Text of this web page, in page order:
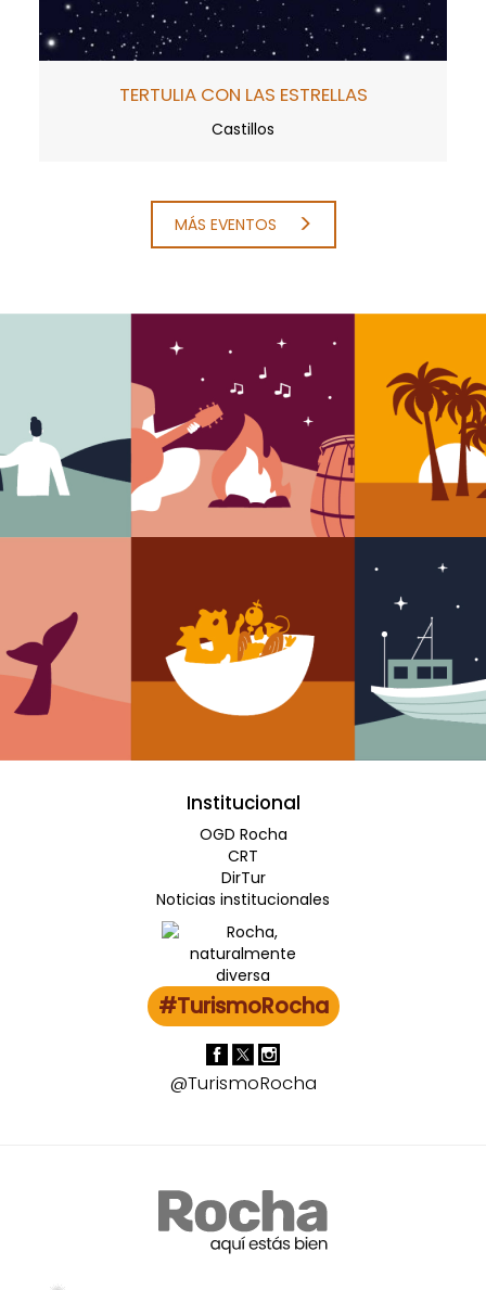
TERTULIA CON LAS ESTRELLAS
Castillos
MÁS EVENTOS
Institucional
OGD Rocha
CRT
DirTur
Noticias institucionales
#TurismoRocha
@TurismoRocha